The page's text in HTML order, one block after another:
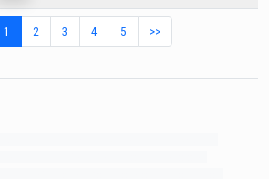
1 2 3 4 5 >>